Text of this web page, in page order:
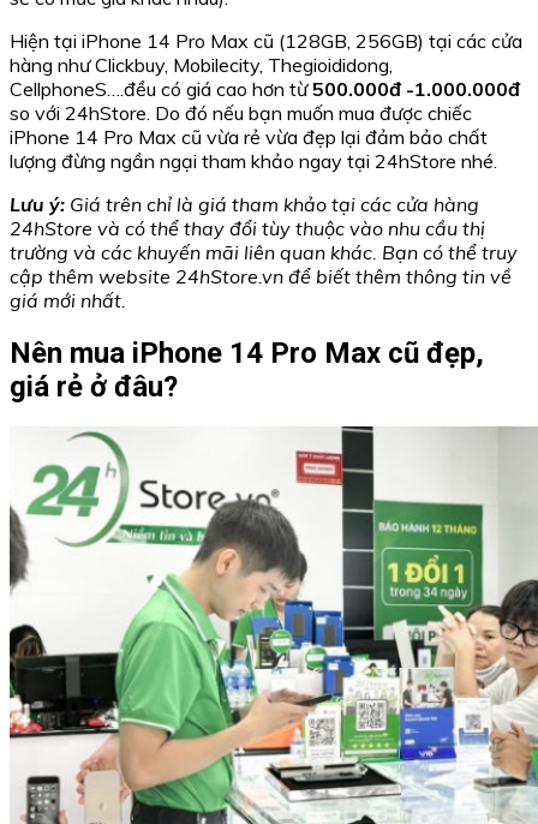
Hiện tại iPhone 14 Pro Max cũ (128GB, 256GB) tại các cửa
hàng như Clickbuy, Mobilecity, Thegioididong,
CellphoneS….đều có giá cao hơn từ500.000đ -1.000.000đ
so với 24hStore. Do đó nếu bạn muốn mua được chiếc
iPhone 14 Pro Max cũ vừa rẻ vừa đẹp lại đảm bảo chất
lượng đừng ngần ngại tham khảo ngay tại 24hStore nhé.
Lưu ý: Giá trên chỉ là giá tham khảo tại các cửa hàng
24hStore và có thể thay đổi tùy thuộc vào nhu cầu thị
trường và các khuyến mãi liên quan khác. Bạn có thể truy
cập thêm website 24hStore.vn để biết thêm thông tin về
giá mới nhất.
Nên mua iPhone 14 Pro Max cũ đẹp,
giá rẻ ở đâu?